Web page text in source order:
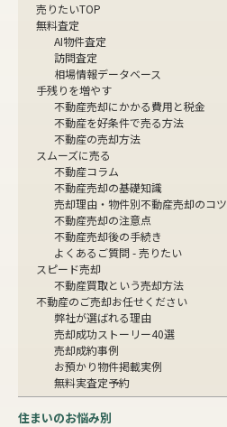
売りたいTOP
無料査定
AI物件査定
訪問査定
相場情報データベース
手残りを増やす
不動産売却にかかる費用と税金
不動産を好条件で売る方法
不動産の売却方法
スムーズに売る
不動産コラム
不動産売却の基礎知識
売却理由・物件別不動産売却のコツ
不動産売却の注意点
不動産売却後の手続き
よくあるご質問 - 売りたい
スピード売却
不動産買取という売却方法
不動産のご売却お任せください
弊社が選ばれる理由
売却成功ストーリー40選
売却成約事例
お預かり物件掲載実例
無料実査定予約
住まいのお悩み別